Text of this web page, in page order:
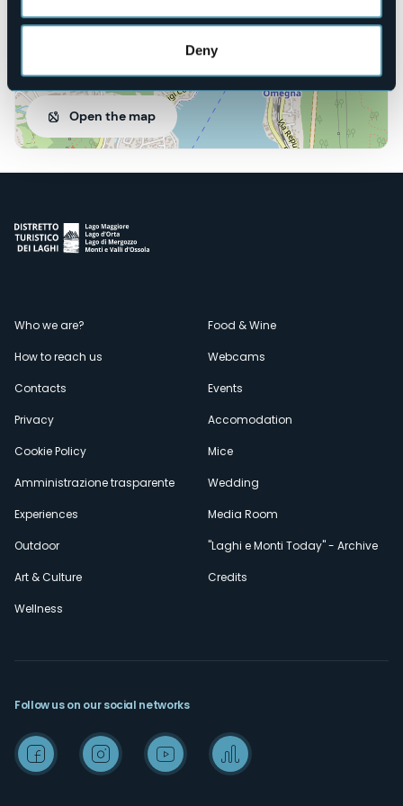
Deny
Open the map
Menù
secondario
Who we are?
How to reach us
Contacts
Privacy
Cookie Policy
Amministrazione trasparente
Experiences
Outdoor
Art & Culture
Wellness
Food & Wine
Webcams
Events
Accomodation
Mice
Wedding
Media Room
"Laghi e Monti Today" - Archive
Credits
Follow us on our social networks